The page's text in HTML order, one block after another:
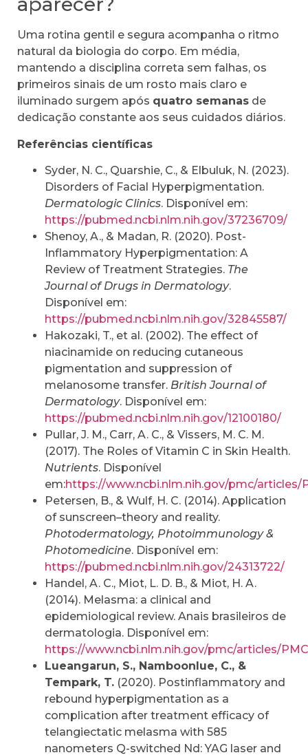
Uma rotina gentil e segura acompanha o ritmo
natural da biologia do corpo. Em média,
mantendo a disciplina correta sem falhas, os
primeiros sinais de um rosto mais claro e
iluminado surgem após quatro semanas de
dedicação constante aos seus cuidados diários.
Referências científicas
Syder, N. C., Quarshie, C., & Elbuluk, N. (2023).
Disorders of Facial Hyperpigmentation.
Dermatologic Clinics. Disponível em:
https://pubmed.ncbi.nlm.nih.gov/37236709/
Shenoy, A., & Madan, R. (2020). Post-
Inflammatory Hyperpigmentation: A
Review of Treatment Strategies. The
Journal of Drugs in Dermatology.
Disponível em:
https://pubmed.ncbi.nlm.nih.gov/32845587/
Hakozaki, T., et al. (2002). The effect of
niacinamide on reducing cutaneous
pigmentation and suppression of
melanosome transfer. British Journal of
Dermatology. Disponível em:
https://pubmed.ncbi.nlm.nih.gov/12100180/
Pullar, J. M., Carr, A. C., & Vissers, M. C. M.
(2017). The Roles of Vitamin C in Skin Health.
Nutrients. Disponível
em:https://www.ncbi.nlm.nih.gov/pmc/articles/
Petersen, B., & Wulf, H. C. (2014). Application
of sunscreen–theory and reality.
Photodermatology, Photoimmunology &
Photomedicine. Disponível em:
https://pubmed.ncbi.nlm.nih.gov/24313722/
Handel, A. C., Miot, L. D. B., & Miot, H. A.
(2014). Melasma: a clinical and
epidemiological review. Anais brasileiros de
dermatologia. Disponível em:
https://www.ncbi.nlm.nih.gov/pmc/articles/
Lueangarun, S., Namboonlue, C., &
Tempark, T. (2020). Postinflammatory and
rebound hyperpigmentation as a
complication after treatment efficacy of
telangiectatic melasma with 585
nanometers Q-switched Nd: YAG laser and